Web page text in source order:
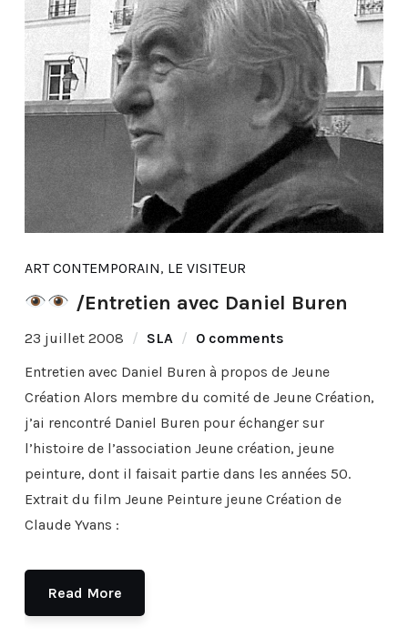
ART CONTEMPORAIN, LE VISITEUR
/Entretien avec Daniel Buren
23 juillet 2008 SLA
0 comments
Entretien avec Daniel Buren à propos de Jeune
Création Alors membre du comité de Jeune Création,
j’ai rencontré Daniel Buren pour échanger sur
l’histoire de l’association Jeune création, jeune
peinture, dont il faisait partie dans les années 50.
Extrait du film Jeune Peinture jeune Création de
Claude Yvans :
Read More